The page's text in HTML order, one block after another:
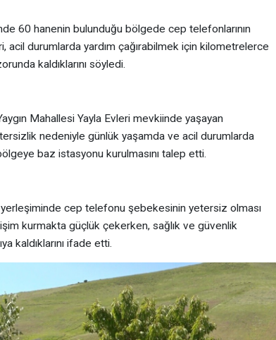
60 hanenin bulunduğu bölgede cep telefonlarının
acil durumlarda yardım çağırabilmek için kilometrelerce
kaldıklarını söyledi.
Mahallesi Yayla Evleri mevkiinde yaşayan
nedeniyle günlük yaşamda ve acil durumlarda
baz istasyonu kurulmasını talep etti.
yerleşiminde cep telefonu şebekesinin yetersiz olması
kurmakta güçlük çekerken, sağlık ve güvenlik
kaldıklarını ifade etti.